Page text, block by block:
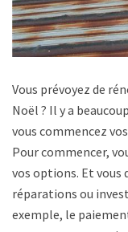
Vous prévoyez de
Noël ? Il y a
vous commencez
Pour commencer,
vos options. Et vous
réparations ou
exemple, le